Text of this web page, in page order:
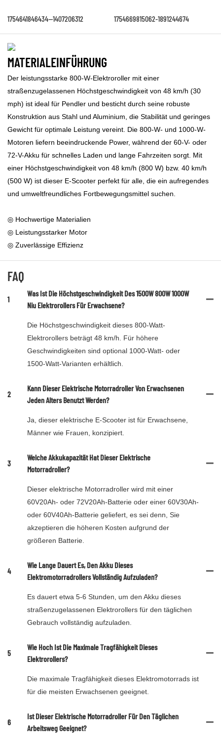
1754641846434--1407206312 1754669815062-1891244674
MATERIALEINFÜHRUNG
Der leistungsstarke 800-W-Elektroroller mit einer
straßenzugelassenen Höchstgeschwindigkeit von 48 km/h (30
mph) ist ideal für Pendler und besticht durch seine robuste
Konstruktion aus Stahl und Aluminium, die Stabilität und geringes
Gewicht für optimale Leistung vereint. Die 800-W- und 1000-W-
Motoren liefern beeindruckende Power, während der 60-V- oder
72-V-Akku für schnelles Laden und lange Fahrzeiten sorgt. Mit
einer Höchstgeschwindigkeit von 48 km/h (800 W) bzw. 40 km/h
(500 W) ist dieser E-Scooter perfekt für alle, die ein aufregendes
und umweltfreundliches Fortbewegungsmittel suchen.
◎ Hochwertige Materialien
◎ Leistungsstarker Motor
◎ Zuverlässige Effizienz
FAQ
1
Was Ist Die Höchstgeschwindigkeit Des 1500W 800W 1000W
Niu Elektrorollers Für Erwachsene?
Die Höchstgeschwindigkeit dieses 800-Watt-
Elektrorollers beträgt 48 km/h. Für höhere
Geschwindigkeiten sind optional 1000-Watt- oder
1500-Watt-Varianten erhältlich.
2
Kann Dieser Elektrische Motorradroller Von Erwachsenen
Jeden Alters Benutzt Werden?
Ja, dieser elektrische E-Scooter ist für Erwachsene,
Männer wie Frauen, konzipiert.
3
Welche Akkukapazität Hat Dieser Elektrische
Motorradroller?
Dieser elektrische Motorradroller wird mit einer
60V20Ah- oder 72V20Ah-Batterie oder einer 60V30Ah-
oder 60V40Ah-Batterie geliefert, es sei denn, Sie
akzeptieren die höheren Kosten aufgrund der
größeren Batterie.
4
Wie Lange Dauert Es, Den Akku Dieses
Elektromotorradrollers Vollständig Aufzuladen?
Es dauert etwa 5-6 Stunden, um den Akku dieses
straßenzugelassenen Elektrorollers für den täglichen
Gebrauch vollständig aufzuladen.
5
Wie Hoch Ist Die Maximale Tragfähigkeit Dieses
Elektrorollers?
Die maximale Tragfähigkeit dieses Elektromotorrads ist
für die meisten Erwachsenen geeignet.
6
Ist Dieser Elektrische Motorradroller Für Den Täglichen
Arbeitsweg Geeignet?